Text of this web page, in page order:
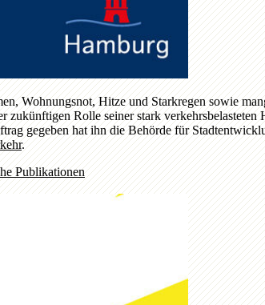
Wohnungsnot, Hitze und Starkregen sowie
zukünftigen Rolle seiner stark
gegeben hat ihn die Behörde für
.
Publikationen